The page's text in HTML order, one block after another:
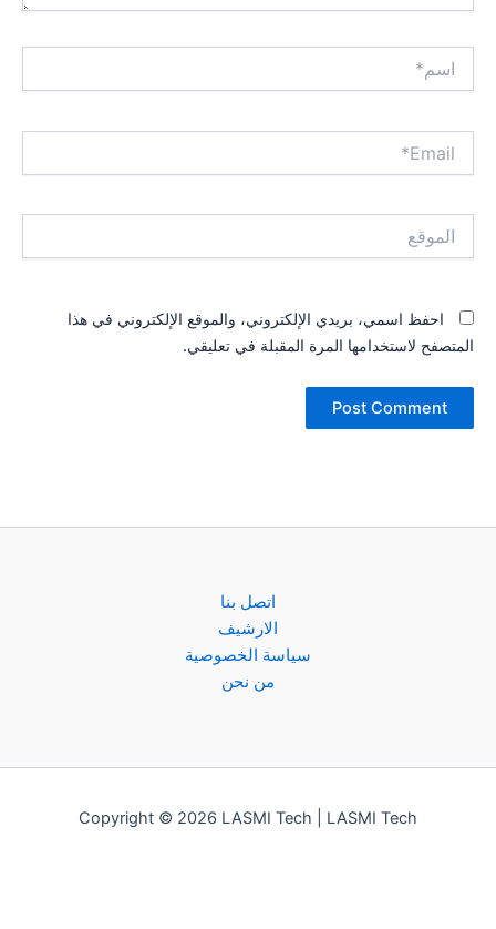
احفظ اسمي، بريدي الإلكتروني، والموقع الإلكتروني في هذا
المتصفح لاستخدامها المرة المقبلة في تعليقي.
اتصل بنا
الارشيف
سياسة الخصوصية
من نحن
Copyright © 2026 LASMI Tech | LASMI Tech